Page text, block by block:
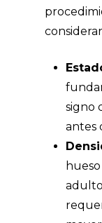
signo
antes